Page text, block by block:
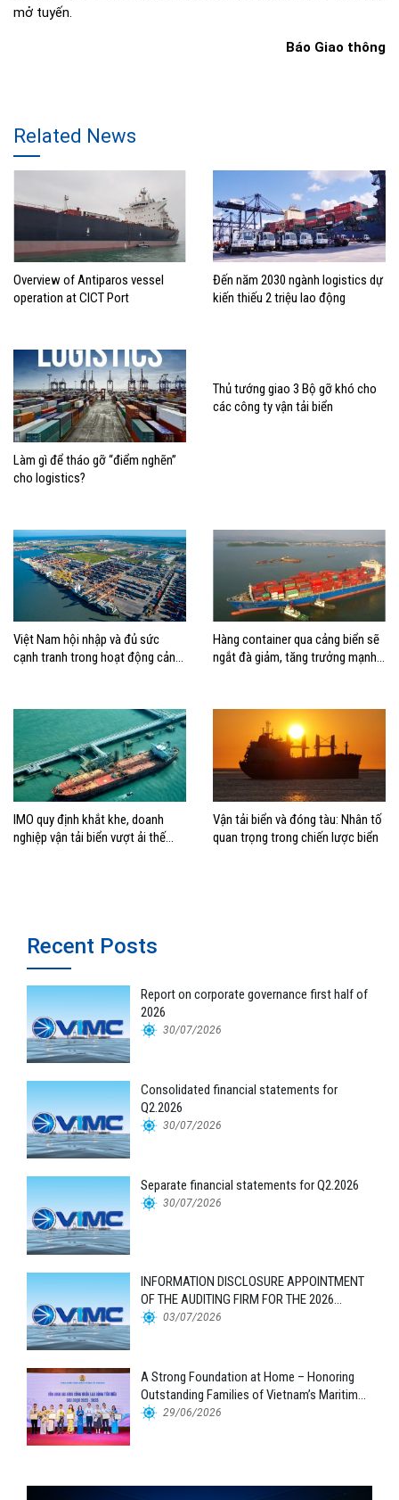
mở tuyến.
Báo Giao thông
Related News
Overview of Antiparos vessel
operation at CICT Port
Đến năm 2030 ngành logistics dự
kiến thiếu 2 triệu lao động
Làm gì để tháo gỡ “điểm nghẽn”
cho logistics?
Thủ tướng giao 3 Bộ gỡ khó cho
các công ty vận tải biển
Việt Nam hội nhập và đủ sức
cạnh tranh trong hoạt động cảng
Hàng container qua cảng biển sẽ
ngắt đà giảm, tăng trưởng mạnh
IMO quy định khắt khe, doanh
nghiệp vận tải biển vượt ải thế
Vận tải biển và đóng tàu: Nhân tố
quan trọng trong chiến lược biển
Recent Posts
Report on corporate governance first half of
2026
30/07/2026
Consolidated financial statements for
Q2.2026
30/07/2026
Separate financial statements for Q2.2026
30/07/2026
INFORMATION DISCLOSURE APPOINTMENT
OF THE AUDITING FIRM FOR THE 2026
FINANCIAL STATEMENTS
03/07/2026
A Strong Foundation at Home – Honoring
Outstanding Families of Vietnam’s Maritime
Workforce
29/06/2026